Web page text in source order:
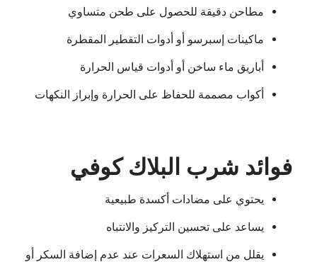
مطاحن دقيقة للحصول على طحن متساوي
ماكينات إسبرسو أو أدوات التقطير المقطرة
أباريق ماء ساخن أو أدوات قياس الحرارة
أكواب مصممة للحفاظ على الحرارة وإبراز النكهات
فوائد شرب البلاك كوفي
يحتوي على مضادات أكسدة طبيعية
يساعد على تحسين التركيز والانتباه
يقلل من استهلاك السعرات عند عدم إضافة السكر أو